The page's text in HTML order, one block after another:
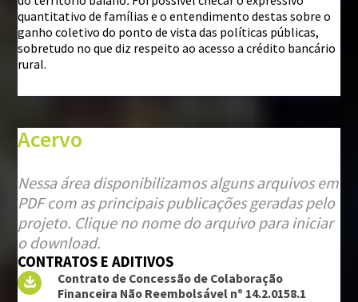
quantitativo de famílias e o entendimento destas sobre o
ganho coletivo do ponto de vista das políticas públicas,
sobretudo no que diz respeito ao acesso a crédito bancário
rural.
Acervo
Nessa área disponibilizamos alguns arquivos em
PDF com as principais publicações geradas pelo
projeto. Clique no nome do arquivo para iniciar
o download.
CONTRATOS E ADITIVOS
Contrato de Concessão de Colaboração
Financeira Não Reembolsável nº 14.2.0158.1